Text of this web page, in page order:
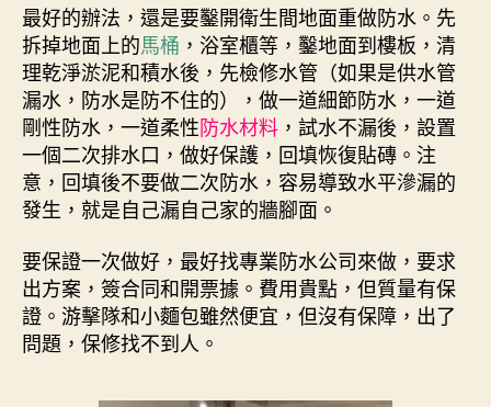
最好的辦法，還是要鑿開衛生間地面重做防水。先
拆掉地面上的馬桶 ，浴室櫃等，鑿地面到樓板，清
理乾淨淤泥和積水後，先檢修水管（如果是供水管
漏水，防水是防不住的），做一道細節防水，一道
剛性防水，一道柔性防水材料 ，試水不漏後，設置
一個二次排水口，做好保護，回填恢復貼磚。注
意，回填後不要做二次防水，容易導致水平滲漏的
發生，就是自己漏自己家的牆腳面。
要保證一次做好，最好找專業防水公司來做，要求
出方案，簽合同和開票據。費用貴點，但質量有保
證。游擊隊和小麵包雖然便宜，但沒有保障，出了
問題，保修找不到人。